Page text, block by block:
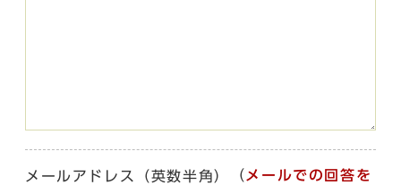
メールアドレス（英数半角） （ メールでの回答を